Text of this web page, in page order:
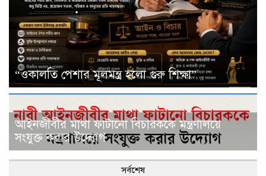
“ওকালতি পেশার মূলমন্ত্র হলো গুরু শিক্ষা”
আইনজীবীর মাথা ফাটানো বিচারককে মন্ত্রণালয়ে
সংযুক্ত করার উদ্যোগ
সর্বশেষ